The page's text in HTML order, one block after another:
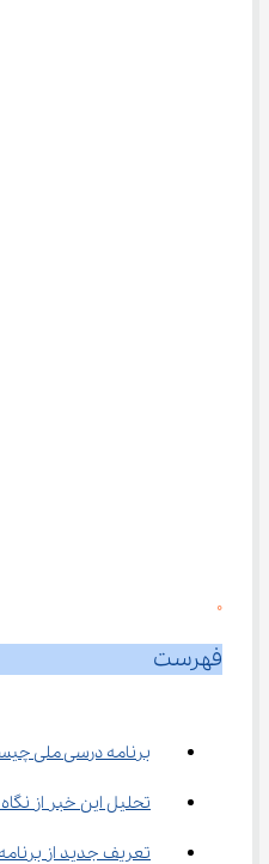
0
فهرست
برنامه درسی ملی
تحلیل این خبر از
تعریف جدید از